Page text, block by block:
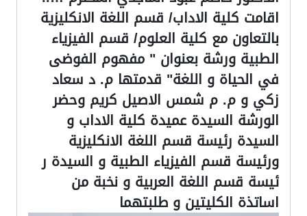
اقامت كلية الاداب/ قسم اللغة الانكليزية
بالتعاون مع كلية العلوم/ قسم الفيزياء
الطبية ورشة بعنوان " مفهوم الفوضى
في الحياة و اللغة" قدمتها م. د سعاد
زكي و م. م شمس الاصيل كريم وحضر
الورشة السيدة عميدة كلية الاداب و
السيدة رئيسة قسم اللغة الانكليزية
ورئيسة قسم الفيزياء الطبية و السيدة ر
ئيسة قسم اللغة العربية و نخبة من
اساتذة الكليتين و طلبتهما